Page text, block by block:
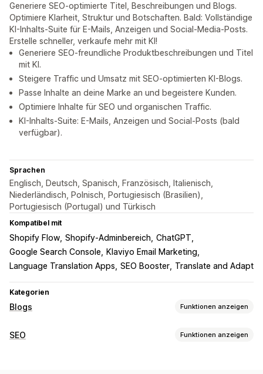
Generiere SEO-optimierte Titel, Beschreibungen und Blogs.
Optimiere Klarheit, Struktur und Botschaften. Bald: Vollständige
KI-Inhalts-Suite für E-Mails, Anzeigen und Social-Media-Posts.
Erstelle schneller, verkaufe mehr mit KI!
Generiere SEO-freundliche Produktbeschreibungen und Titel
mit KI.
Steigere Traffic und Umsatz mit SEO-optimierten KI-Blogs.
Passe Inhalte an deine Marke an und begeistere Kunden.
Optimiere Inhalte für SEO und organischen Traffic.
KI-Inhalts-Suite: E-Mails, Anzeigen und Social-Posts (bald
verfügbar).
Sprachen
Englisch, Deutsch, Spanisch, Französisch, Italienisch,
Niederländisch, Polnisch, Portugiesisch (Brasilien),
Portugiesisch (Portugal) und Türkisch
Kompatibel mit
Shopify Flow Shopify-Adminbereich ChatGPT
Google Search Console
Klaviyo Email Marketing
Language Translation Apps SEO Booster Translate and Adapt
Kategorien
Blogs Funktionen anzeigen
Erstellung von Inhalten
SEO Funktionen anzeigen